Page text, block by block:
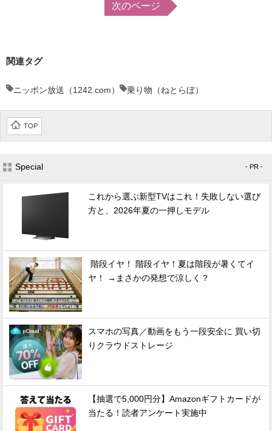
エレクトロニクス専門サイト
エネルギーの専門メディア
建設×テクノロジーの最前線
ちょっと気になるネットの話題
次のページ
関連タグ
ニッポン放送（1242.com） 乗り物（ねとらぼ）
TOP
Special - PR -
これから選ぶ新型TVはこれ！失敗しない選び
方と、2026年夏の一押しモデル
階段イヤ！ 階段イヤ！夏は階段が暑くてイ
ヤ！ →まさかの発想で涼しく？
スマホの写真／動画をもう一段安全に 買い切
りクラウドストレージ
【抽選で5,000円分】Amazonギフトカードが
当たる！読者アンケート実施中